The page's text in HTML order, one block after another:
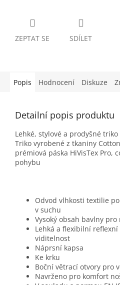
ZEPTAT SE SDÍLET
Popis Hodnocení Diskuze
Detailní popis produktu
Lehké, stylové a prodyšné
Triko vyrobené z tkaniny
prémiová páska HiVisTex Pro,
pohybu
Odvod vlhkosti textilie
v suchu
Vysoký obsah bavlny
Lehká a flexibilní reflexní
viditelnost
Náprsní kapsa
Ke krku
Boční větrací otvory pro
Navrženo pro komfort